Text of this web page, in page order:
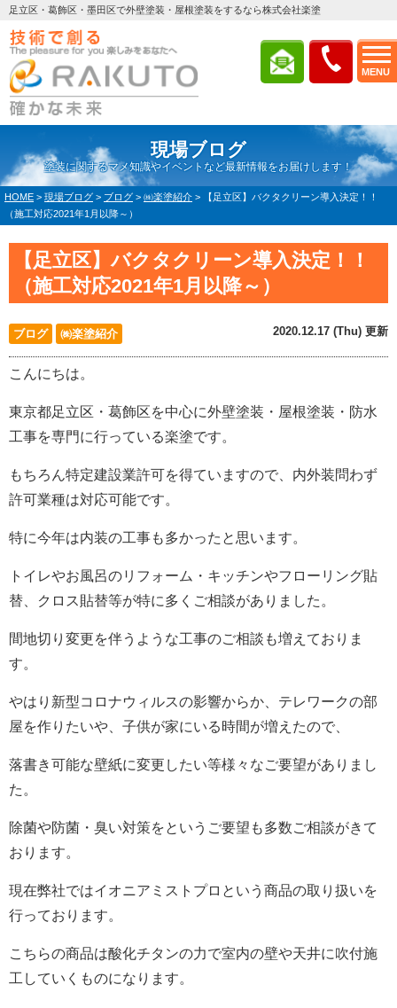
MENU
足立区・葛飾区・墨田区で外壁塗装・屋根塗装をするなら株式会社楽塗
現場ブログ
塗装に関するマメ知識やイベントなど最新情報をお届けします！
HOME > 現場ブログ > ブログ > ㈱楽塗紹介 >
【足立区】バクタクリーン導入決定！！
（施工対応2021年1月以降～）
【足立区】バクタクリーン導入決定！！
（施工対応2021年1月以降～）
ブログ ㈱楽塗紹介 2020.12.17 (Thu) 更新
こんにちは。
東京都足立区・葛飾区を中心に外壁塗装・屋根塗装・防水
工事を専門に行っている楽塗です。
もちろん特定建設業許可を得ていますので、内外装問わず
許可業種は対応可能です。
特に今年は内装の工事も多かったと思います。
トイレやお風呂のリフォーム・キッチンやフローリング貼
替、クロス貼替等が特に多くご相談がありました。
間地切り変更を伴うような工事のご相談も増えておりま
す。
やはり新型コロナウィルスの影響からか、テレワークの部
屋を作りたいや、子供が家にいる時間が増えたので、
落書き可能な壁紙に変更したい等様々なご要望がありまし
た。
除菌や防菌・臭い対策をというご要望も多数ご相談がきて
おります。
現在弊社ではイオニアミストプロという商品の取り扱いを
行っております。
こちらの商品は酸化チタンの力で室内の壁や天井に吹付施
工していくものになります。